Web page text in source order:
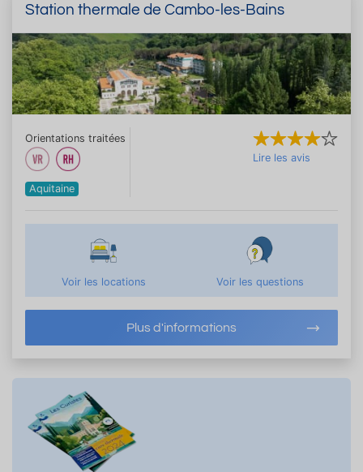
Station thermale de Cambo-les-Bains
Orientations traitées
Aquitaine
Lire les avis
Voir les locations Voir les questions
Plus d'informations